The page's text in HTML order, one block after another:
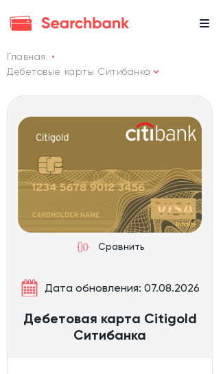
Главная
Дебетовые карты Ситибанка
Сравнить
Дата обновления: 07.08.2026
Дебетовая карта Citigold
Ситибанка